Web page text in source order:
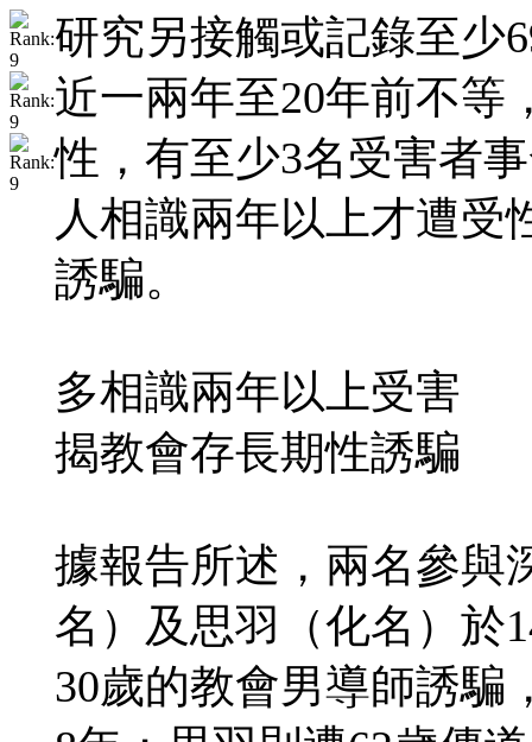
研究另接觸或記錄至少
近一兩年至20年前不等
性，有至少3名受害者
人相識兩年以上才遭受
誘騙。
多相識兩年以上受害
揭教會存長期性誘騙
據報告所述，兩名參與
名）及思羽（化名）於
30歲的教會男導師誘騙